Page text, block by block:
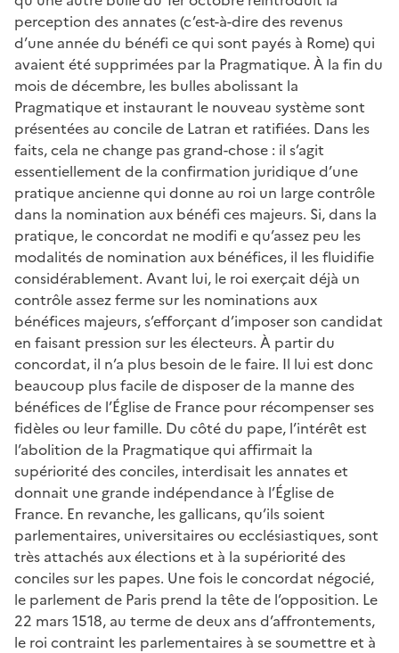
perception des annates (c’est-à-dire des revenus
d’une année du bénéfi ce qui sont payés à Rome) qui
avaient été supprimées par la Pragmatique. À la fin du
mois de décembre, les bulles abolissant la
Pragmatique et instaurant le nouveau système sont
présentées au concile de Latran et ratifiées. Dans les
faits, cela ne change pas grand-chose : il s’agit
essentiellement de la confirmation juridique d’une
pratique ancienne qui donne au roi un large contrôle
dans la nomination aux bénéfi ces majeurs. Si, dans la
pratique, le concordat ne modifi e qu’assez peu les
modalités de nomination aux bénéfices, il les fluidifie
considérablement. Avant lui, le roi exerçait déjà un
contrôle assez ferme sur les nominations aux
bénéfices majeurs, s’efforçant d’imposer son candidat
en faisant pression sur les électeurs. À partir du
concordat, il n’a plus besoin de le faire. Il lui est donc
beaucoup plus facile de disposer de la manne des
bénéfices de l’Église de France pour récompenser ses
fidèles ou leur famille. Du côté du pape, l’intérêt est
l’abolition de la Pragmatique qui affirmait la
supériorité des conciles, interdisait les annates et
donnait une grande indépendance à l’Église de
France. En revanche, les gallicans, qu’ils soient
parlementaires, universitaires ou ecclésiastiques, sont
très attachés aux élections et à la supériorité des
conciles sur les papes. Une fois le concordat négocié,
le parlement de Paris prend la tête de l’opposition. Le
22 mars 1518, au terme de deux ans d’affrontements,
le roi contraint les parlementaires à se soumettre et à